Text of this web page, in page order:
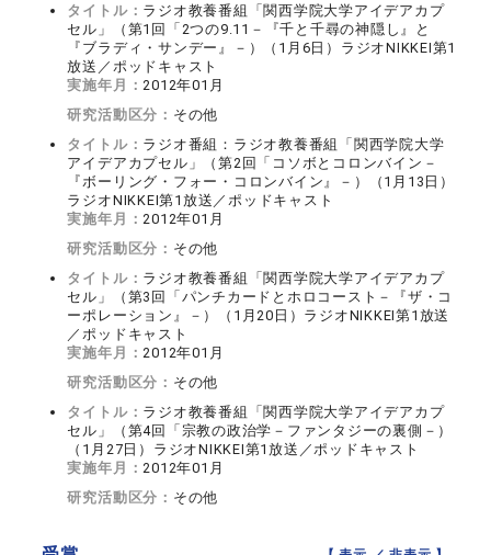
タイトル： ラジオ教養番組「関西学院大学アイデアカプ
セル」（第1回「2つの9.11－『千と千尋の神隠し』と
『ブラディ・サンデー』－）（1月6日）ラジオNIKKEI第1
放送／ポッドキャスト
実施年月： 2012年01月
研究活動区分： その他
タイトル： ラジオ番組：ラジオ教養番組「関西学院大学
アイデアカプセル」（第2回「コソボとコロンバイン－
『ボーリング・フォー・コロンバイン』－）（1月13日）
ラジオNIKKEI第1放送／ポッドキャスト
実施年月： 2012年01月
研究活動区分： その他
タイトル： ラジオ教養番組「関西学院大学アイデアカプ
セル」（第3回「パンチカードとホロコースト－『ザ・コ
ーポレーション』－）（1月20日）ラジオNIKKEI第1放送
／ポッドキャスト
実施年月： 2012年01月
研究活動区分： その他
タイトル： ラジオ教養番組「関西学院大学アイデアカプ
セル」（第4回「宗教の政治学－ファンタジーの裏側－）
（1月27日）ラジオNIKKEI第1放送／ポッドキャスト
実施年月： 2012年01月
研究活動区分： その他